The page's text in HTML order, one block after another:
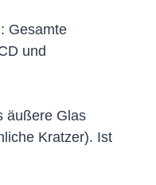
Gesamte
und
äußere Glas
Kratzer). Ist